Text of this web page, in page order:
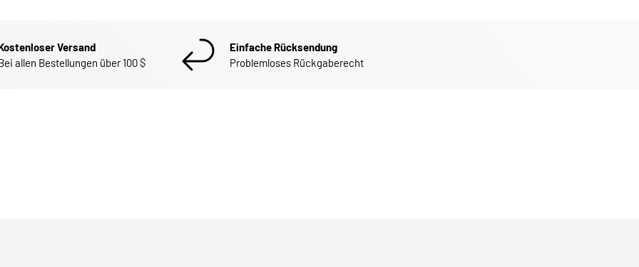
Versand
allen Bestellungen über 100 $
Einfache Rücksendung
Problemloses Rückgaberecht